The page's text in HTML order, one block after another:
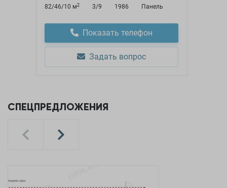
82/46/10 м2 3/9 1986 Панель
Показать телефон
Задать вопрос
СПЕЦПРЕДЛОЖЕНИЯ